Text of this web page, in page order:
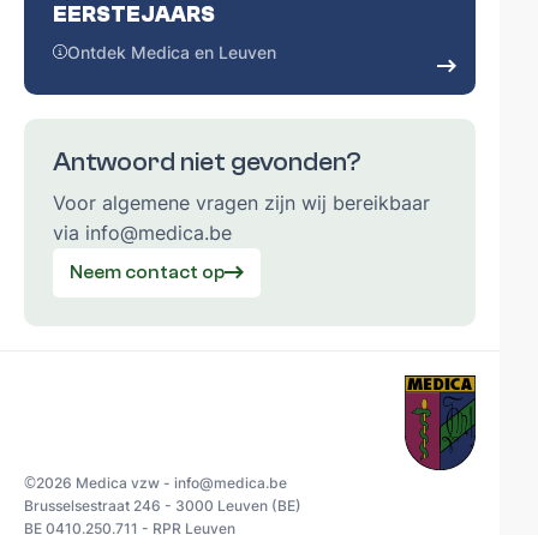
EERSTEJAARS
Ontdek Medica en Leuven
Antwoord niet gevonden?
Voor algemene vragen zijn wij bereikbaar
via info@medica.be
Neem contact op
©2026 Medica vzw - info@medica.be
Brusselsestraat 246 - 3000 Leuven (BE)
BE 0410.250.711 - RPR Leuven